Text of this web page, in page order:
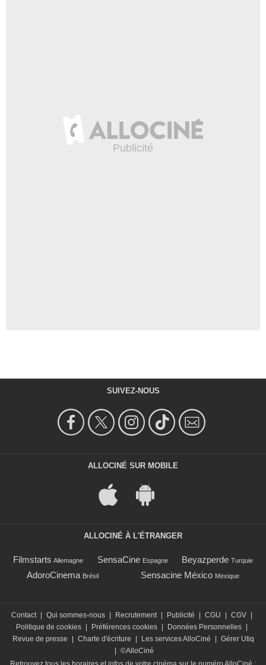
SUIVEZ-NOUS
ALLOCINÉ SUR MOBILE
ALLOCINÉ À L'ÉTRANGER
Filmstarts Allemagne SensaCine Espagne Beyazperde Turquie
AdoroCinema Brésil Sensacine México Mexique
Contact | Qui sommes-nous | Recrutement | Publicité | CGU | CGV |
Politique de cookies | Préférences cookies | Données Personnelles |
Revue de presse
| Charte d'écriture | Les services AlloCiné | Gérer Utiq
| ©AlloCiné